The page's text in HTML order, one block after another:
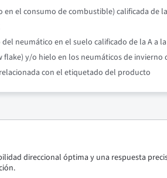
el consumo de combustible) calificada de
neumático en el suelo calificado de la A a la
flake) y/o hielo en los neumáticos de
con el etiquetado del producto
direccional óptima y una respuesta